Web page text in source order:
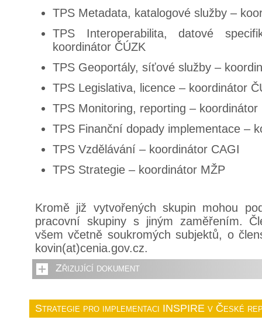
TPS Metadata, katalogové služby –
TPS Interoperabilita, datové
koordinátor ČÚZK
TPS Geoportály, síťové služby –
TPS Legislativa, licence – koordinátor
TPS Monitoring, reporting – koordinátor
TPS Finanční dopady implementace –
TPS Vzdělávání – koordinátor CAGI
TPS Strategie – koordinátor MŽP
Kromě již vytvořených skupin mohou
pracovní skupiny s jiným zaměřením.
všem včetně soukromých subjektů, o
kovin(at)cenia.gov.cz.
Zřizující dokument
Strategie pro implementaci INSPIRE v České